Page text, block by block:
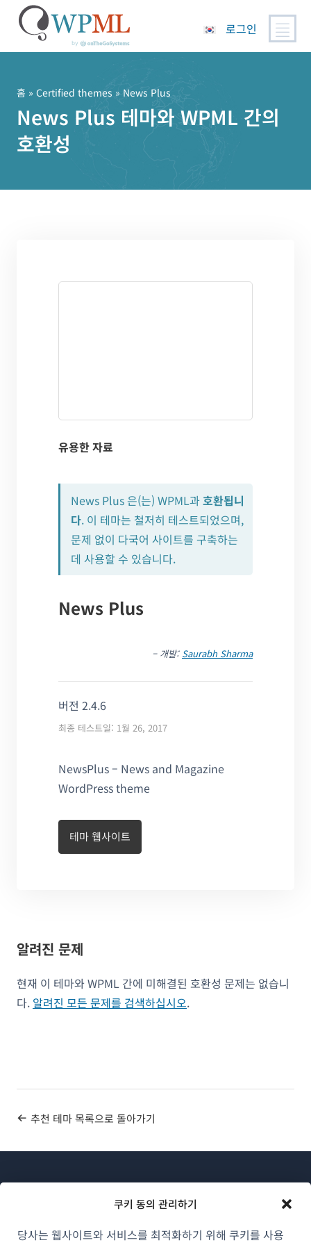
쿠키 동의 관리하기
당사는 웹사이트와 서비스를 최적화하기 위해 쿠키를 사용
로그인
홈 » Certified themes » News Plus
News Plus 테마와 WPML 간의
호환성
유용한 자료
News Plus 은(는) WPML과호환됩니
다. 이 테마는 철저히 테스트되었으며,
문제 없이 다국어 사이트를 구축하는
데 사용할 수 있습니다.
News Plus
– 개발: Saurabh Sharma
버전 2.4.6
최종 테스트일: 1월 26, 2017
NewsPlus – News and Magazine
WordPress theme
테마 웹사이트
알려진 문제
현재 이 테마와 WPML 간에 미해결된 호환성 문제는 없습니
다. 알려진 모든 문제를 검색하십시오.
추천 테마 목록으로 돌아가기